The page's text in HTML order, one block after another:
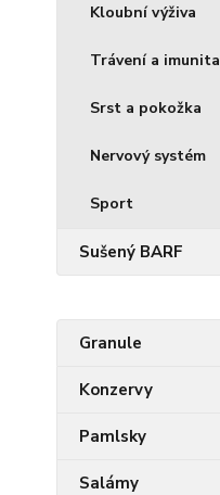
Kloubní výživa
Trávení a imunita
Srst a pokožka
Nervový systém
Sport
Sušený BARF
Granule
Konzervy
Pamlsky
Salámy